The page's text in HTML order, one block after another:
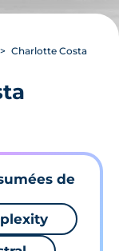
Charlotte Costa
de